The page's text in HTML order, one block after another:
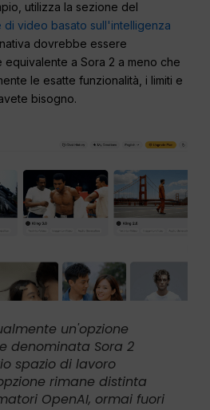
utilizza la sezione del
di video basato sull'intelligenza
dovrebbe essere
equivalente a Sora 2 a meno che
le esatte funzionalità, i limiti e
bisogno.
un'opzione
denominata Sora 2
spazio di lavoro
rimane distinta
OpenAI, ormai fuori